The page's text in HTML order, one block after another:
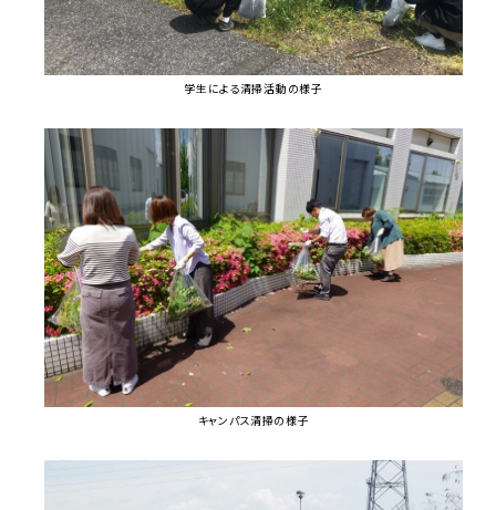
学生による清掃活動の様子
キャンパス清掃の様子